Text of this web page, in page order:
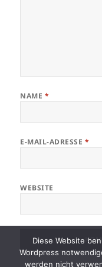
NAME *
E-MAIL-ADRESSE *
WEBSITE
Diese Website
Wordpress
werden nicht